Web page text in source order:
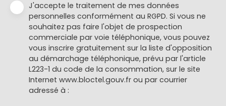
J'accepte le traitement de mes données
personnelles conformément au RGPD. Si vous ne
souhaitez pas faire l'objet de prospection
commerciale par voie téléphonique, vous pouvez
vous inscrire gratuitement sur la liste d'opposition
au démarchage téléphonique, prévu par l'article
L223-1 du code de la consommation, sur le site
Internet www.bloctel.gouv.fr ou par courrier
adressé à :